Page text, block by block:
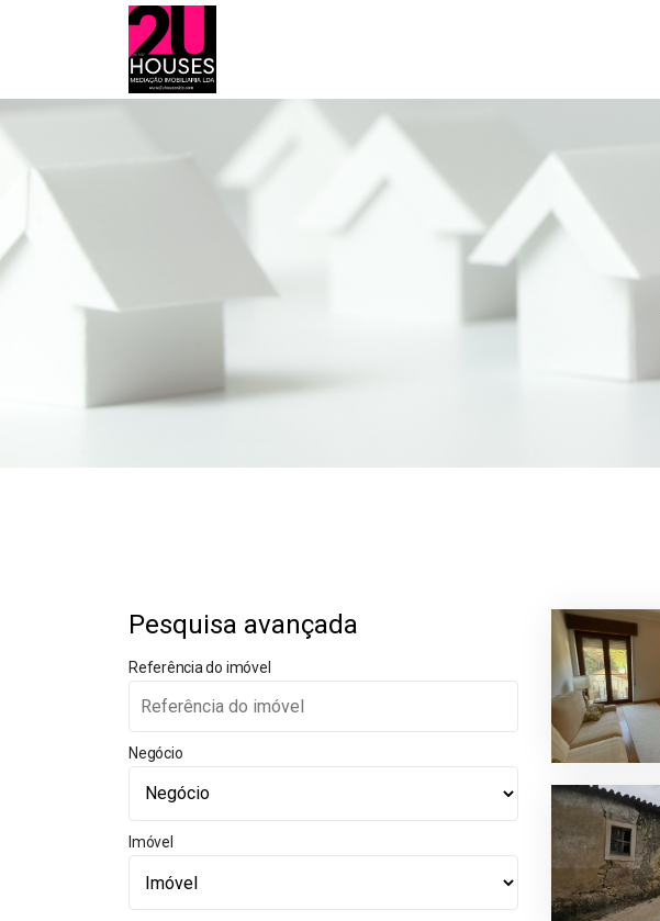
Pesquisa avançada
Referência do imóvel
Negócio
Imóvel